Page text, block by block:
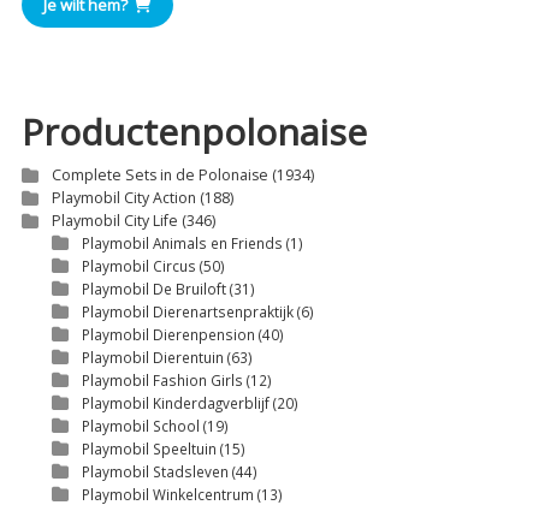
Je wilt hem?
Productenpolonaise
Complete Sets in de Polonaise (1934)
Playmobil City Action (188)
Playmobil City Life (346)
Playmobil Animals en Friends (1)
Playmobil Circus (50)
Playmobil De Bruiloft(31)
Playmobil Dierenartsenpraktijk(6)
Playmobil Dierenpension (40)
Playmobil Dierentuin (63)
Playmobil Fashion Girls (12)
Playmobil Kinderdagverblijf(20)
Playmobil School (19)
Playmobil Speeltuin (15)
Playmobil Stadsleven (44)
Playmobil Winkelcentrum (13)